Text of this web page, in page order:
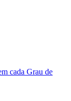
cada Grau de